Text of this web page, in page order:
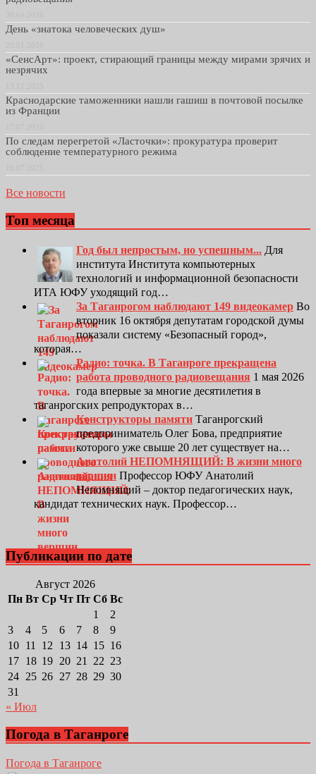
День «знатока человеческих душ»
«СенсАрт»: проект, стирающий границы между мирами зрячих и
незрячих
Краснодарские таможенники нашли гашиш в почтовой посылке
из Франции
По следам перегретой «Ласточки»: прокуратура проверит
соблюдение температурного режима
Все новости
Топ месяца
Год был непростым, но успешным... Для
института Института компьютерных
технологий и информационной безопасности
ИТА ЮФУ уходящий год…
За Таганрогом наблюдают 149 видеокамер Во
вторник 16 октября депутатам городской думы
показали систему «Безопасный город»,
которая…
Радио: точка. В Таганроге прекращена
работа проводного радиовещания 1 мая 2026
года впервые за многие десятилетия в
таганрогских репродукторах в…
Конструкторы памяти Таганрогский
предприниматель Олег Бова, предприятие
которого уже свыше 20 лет существует на…
Анатолий НЕПОМНЯЩИЙ: В жизни много
вершин Профессор ЮФУ Анатолий
Непомнящий – доктор педагогических наук,
кандидат технических наук. Профессор…
Публикации по дате
Август 2026
Пн Вт Ср Чт Пт Сб Вс
1
2
3
4 5 6 7 8
9
10 11 12 13 14 15 16
17 18 19 20 21 22 23
24 25 26 27 28 29 30
31
« Июл
Погода в Таганроге
Погода в Таганроге